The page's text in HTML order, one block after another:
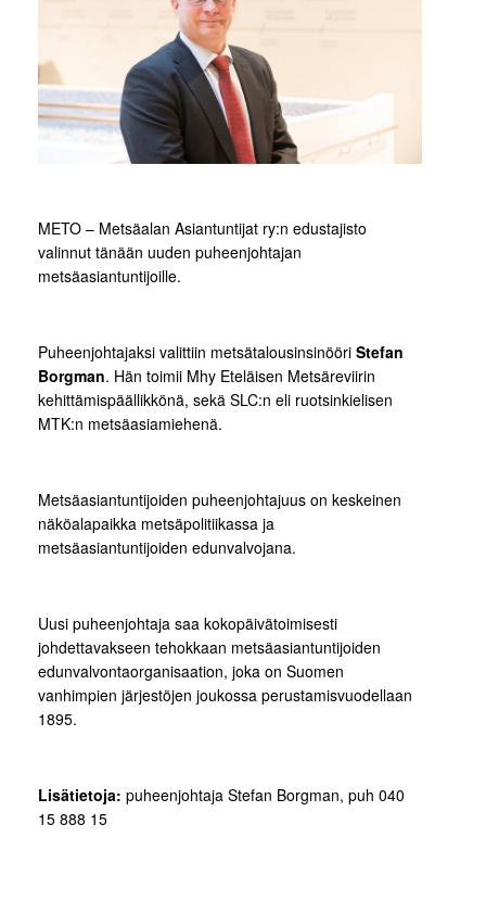
METO – Metsäalan Asiantuntijat ry:n edustajisto
valinnut tänään uuden puheenjohtajan
metsäasiantuntijoille.
Puheenjohtajaksi valittiin metsätalousinsinööri Stefan
Borgman. Hän toimii Mhy Eteläisen Metsäreviirin
kehittämispäällikkönä, sekä SLC:n eli ruotsinkielisen
MTK:n metsäasiamiehenä.
Metsäasiantuntijoiden puheenjohtajuus on keskeinen
näköalapaikka metsäpolitiikassa ja
metsäasiantuntijoiden edunvalvojana.
Uusi puheenjohtaja saa kokopäivätoimisesti
johdettavakseen tehokkaan metsäasiantuntijoiden
edunvalvontaorganisaation, joka on Suomen
vanhimpien järjestöjen joukossa perustamisvuodellaan
1895.
Lisätietoja: puheenjohtaja Stefan Borgman, puh 040
15 888 15